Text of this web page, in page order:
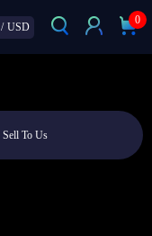
/ USD
0
Sell To Us